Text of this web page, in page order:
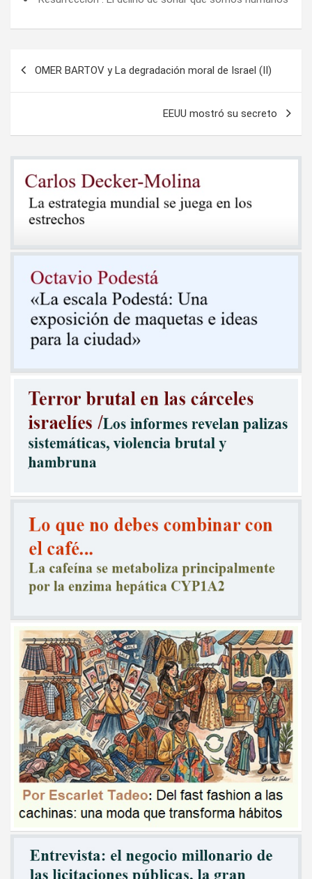
OMER BARTOV y La degradación moral de Israel (II)
EEUU mostró su secreto